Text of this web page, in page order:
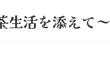
生活を添えて～